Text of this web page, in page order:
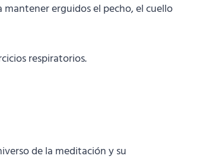
erguidos el pecho, el cuello
respiratorios.
de la meditación y su